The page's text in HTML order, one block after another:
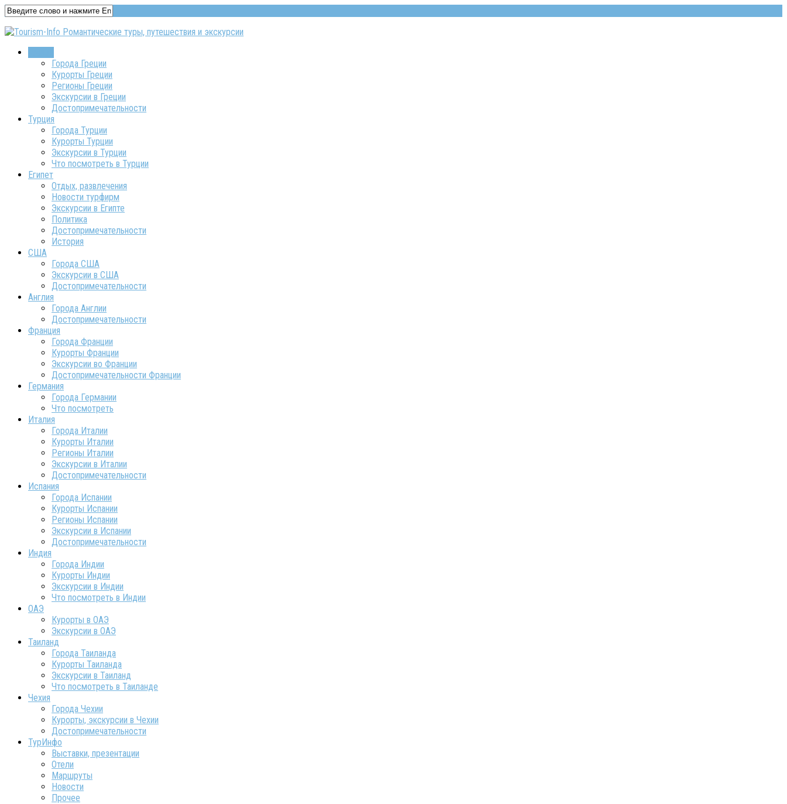
Города Греции
Курорты Греции
Регионы Греции
Экскурсии в Греции
Достопримечательности
Турция
Города Турции
Курорты Турции
Экскурсии в Турции
Что посмотреть в Турции
Египет
Отдых, развлечения
Новости турфирм
Экскурсии в Египте
Политика
Достопримечательности
История
США
Города США
Экскурсии в США
Достопримечательности
Англия
Города Англии
Достопримечательности
Франция
Города Франции
Курорты Франции
Экскурсии во Франции
Достопримечательности Франции
Германия
Города Германии
Что посмотреть
Италия
Города Италии
Курорты Италии
Регионы Италии
Экскурсии в Италии
Достопримечательности
Испания
Города Испании
Курорты Испании
Регионы Испании
Экскурсии в Испании
Достопримечательности
Индия
Города Индии
Курорты Индии
Экскурсии в Индии
Что посмотреть в Индии
ОАЭ
Курорты в ОАЭ
Экскурсии в ОАЭ
Таиланд
Города Таиланда
Курорты Таиланда
Экскурсии в Таиланд
Что посмотреть в Таиланде
Чехия
Города Чехии
Курорты, экскурсии в Чехии
Достопримечательности
ТурИнфо
Выставки, презентации
Отели
Маршруты
Новости
Прочее